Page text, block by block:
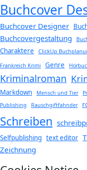
Buchcover
Buchcover Designer
Buchcovergestaltung
Charaktere
ClickUp
Frankreich Krimi Genre
Kriminalroman
Markdown Mensch und Tier
Publishing
Rauschgiftfahnder
Schreiben
Selfpublishing text editor
Zeichnung